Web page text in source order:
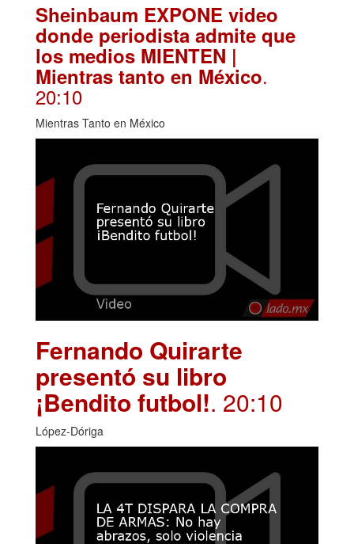
Sheinbaum EXPONE video
donde periodista admite que
los medios MIENTEN |
Mientras tanto en México.
20:10
Mientras Tanto en México
Fernando Quirarte
presentó su libro
¡Bendito futbol!. 20:10
López-Dóriga